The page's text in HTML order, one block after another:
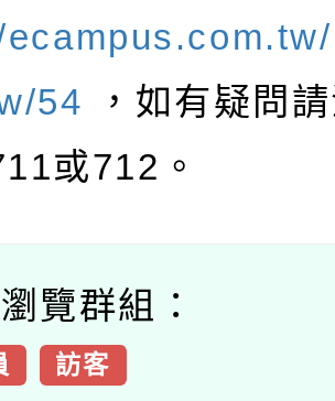
54 ，如有疑問
或712。
覽群組：
訪客